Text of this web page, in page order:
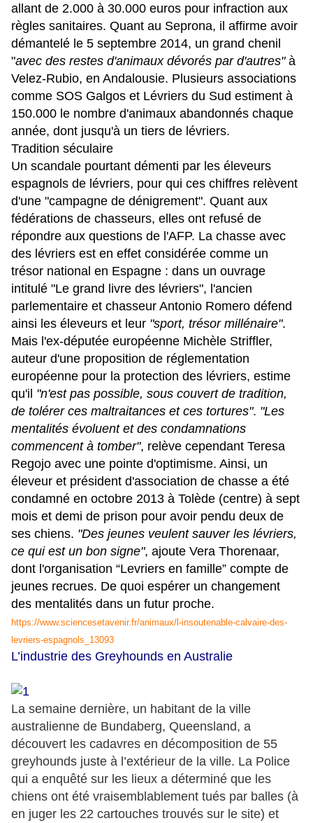
allant de 2.000 à 30.000 euros pour infraction aux
règles sanitaires. Quant au Seprona, il affirme avoir
démantelé le 5 septembre 2014, un grand chenil
"avec des restes d'animaux dévorés par d'autres"à
Velez-Rubio, en Andalousie. Plusieurs associations
comme SOS Galgos et Lévriers du Sud estiment à
150.000 le nombre d'animaux abandonnés chaque
année, dont jusqu'à un tiers de lévriers.
Tradition séculaire
Un scandale pourtant démenti par les éleveurs
espagnols de lévriers, pour qui ces chiffres relèvent
d'une "campagne de dénigrement". Quant aux
fédérations de chasseurs, elles ont refusé de
répondre aux questions de l'AFP. La chasse avec
des lévriers est en effet considérée comme un
trésor national en Espagne : dans un ouvrage
intitulé "Le grand livre des lévriers", l'ancien
parlementaire et chasseur Antonio Romero défend
ainsi les éleveurs et leur "sport, trésor millénaire".
Mais l'ex-députée européenne Michèle Striffler,
auteur d'une proposition de réglementation
européenne pour la protection des lévriers, estime
qu'il "n'est pas possible, sous couvert de tradition,
de tolérer ces maltraitances et ces tortures". "Les
mentalités évoluent et des condamnations
commencent à tomber", relève cependant Teresa
Regojo avec une pointe d'optimisme. Ainsi, un
éleveur et président d'association de chasse a été
condamné en octobre 2013 à Tolède (centre) à sept
mois et demi de prison pour avoir pendu deux de
ses chiens. "Des jeunes veulent sauver les lévriers,
ce qui est un bon signe", ajoute Vera Thorenaar,
dont l'organisation “Levriers en famille” compte de
jeunes recrues. De quoi espérer un changement
des mentalités dans un futur proche.
https://www.sciencesetavenir.fr/animaux/l-insoutenable-calvaire-des-
levriers-espagnols_13093
L’industrie des Greyhounds en Australie
La semaine dernière, un habitant de la ville
australienne de Bundaberg, Queensland, a
découvert les cadavres en décomposition de 55
greyhounds juste à l’extérieur de la ville. La Police
qui a enquêté sur les lieux a déterminé que les
chiens ont été vraisemblablement tués par balles (à
en juger les 22 cartouches trouvés sur le site) et